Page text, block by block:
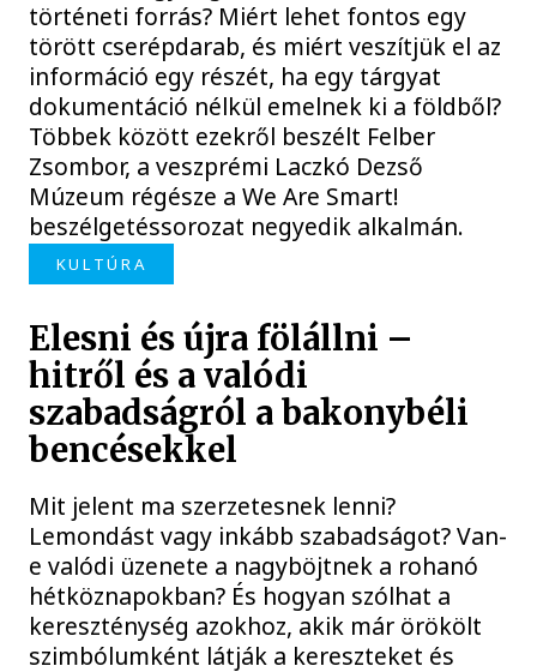
történeti forrás? Miért lehet fontos egy
törött cserépdarab, és miért veszítjük el az
információ egy részét, ha egy tárgyat
dokumentáció nélkül emelnek ki a földből?
Többek között ezekről beszélt Felber
Zsombor, a veszprémi Laczkó Dezső
Múzeum régésze a We Are Smart!
beszélgetéssorozat negyedik alkalmán.
KULTÚRA
Elesni és újra fölállni –
hitről és a valódi
szabadságról a bakonybéli
bencésekkel
Mit jelent ma szerzetesnek lenni?
Lemondást vagy inkább szabadságot? Van-
e valódi üzenete a nagyböjtnek a rohanó
hétköznapokban? És hogyan szólhat a
kereszténység azokhoz, akik már örökölt
szimbólumként látják a kereszteket és